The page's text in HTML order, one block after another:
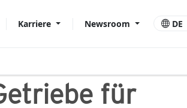
Karriere Newsroom DE
für